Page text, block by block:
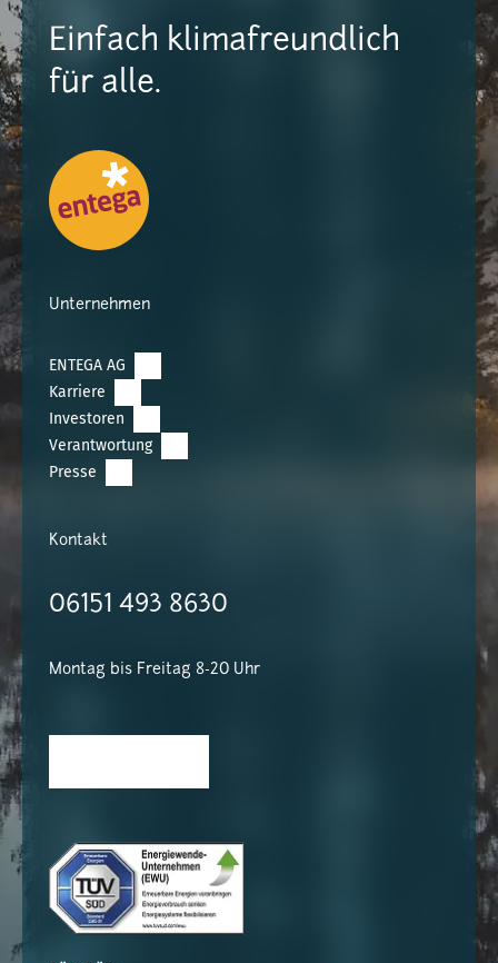
Einfach klimafreundlich
für alle.
Unternehmen
ENTEGA AG
Karriere
Investoren
Verantwortung
Presse
Kontakt
06151 493 8630
Montag bis Freitag 8-20 Uhr